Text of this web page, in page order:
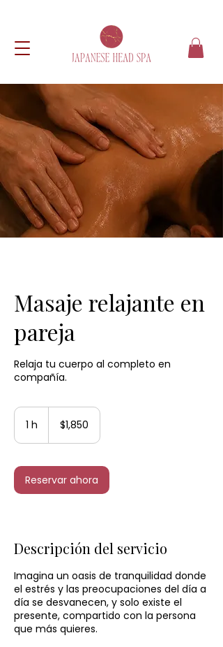
Masaje relajante en
pareja
Relaja tu cuerpo al completo en
compañía.
1 h
pesos
mexicanos
$1,850
Reservar ahora
Descripción del servicio
Imagina un oasis de tranquilidad donde
el estrés y las preocupaciones del día a
día se desvanecen, y solo existe el
presente, compartido con la persona
que más quieres.